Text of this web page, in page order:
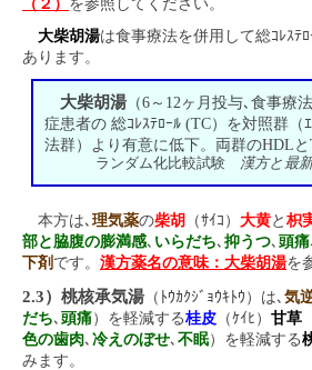
（２） を参照してください。
大柴胡湯は食事療法を併用して総ｺﾚｽﾃ
あります。
大柴胡湯 （6～12ヶ月投与､食事療
症患者の 総ｺﾚｽﾃﾛｰﾙ (TC）を対照群（
法群）より有意に低下。両群のHDLと
ランダム化比較試験
漢方と最
本方は､ 理気薬の柴胡 （ｻｲｺ） 大黄と 枳
部と脇腹の膨満感､ いらだち､ 抑うつ､ 頭痛､
下剤 です。 漢方薬名の意味：大柴胡湯を
2.3）桃核承気湯 （ﾄｳｶｸｼﾞｮｳｷﾄｳ）は､ 気
だち､ 頭痛）を軽減する桂皮 （ｹｲﾋ） 甘草
色の歯肉､ 冷えのぼせ､ 不眠）を軽減する
みます。